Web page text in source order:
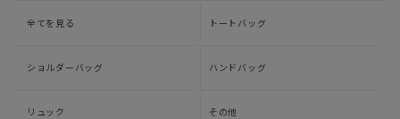
全てを見る トートバッグ
ショルダーバッグ ハンドバッグ
リュック その他